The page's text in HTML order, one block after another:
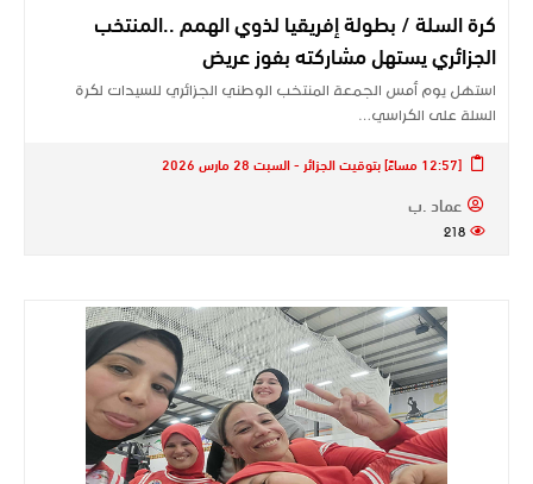
كرة السلة / بطولة إفريقيا لذوي الهمم ..المنتخب
الجزائري يستهل مشاركته بفوز عريض
استهل يوم أمس الجمعة المنتخب الوطني الجزائري للسيدات لكرة
السلة على الكراسي…
[12:57 مساءً] بتوقيت الجزائر - السبت 28 مارس 2026
عماد .ب
218